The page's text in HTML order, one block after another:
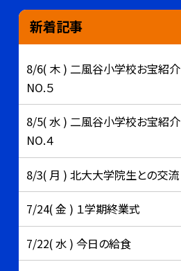
新着記事
8/6( 木 ) 二風谷小学校お宝紹介
NO.５
8/5( 水 ) 二風谷小学校お宝紹介
NO.４
8/3( 月 ) 北大大学院生との交流
7/24( 金 ) １学期終業式
7/22( 水 ) 今日の給食